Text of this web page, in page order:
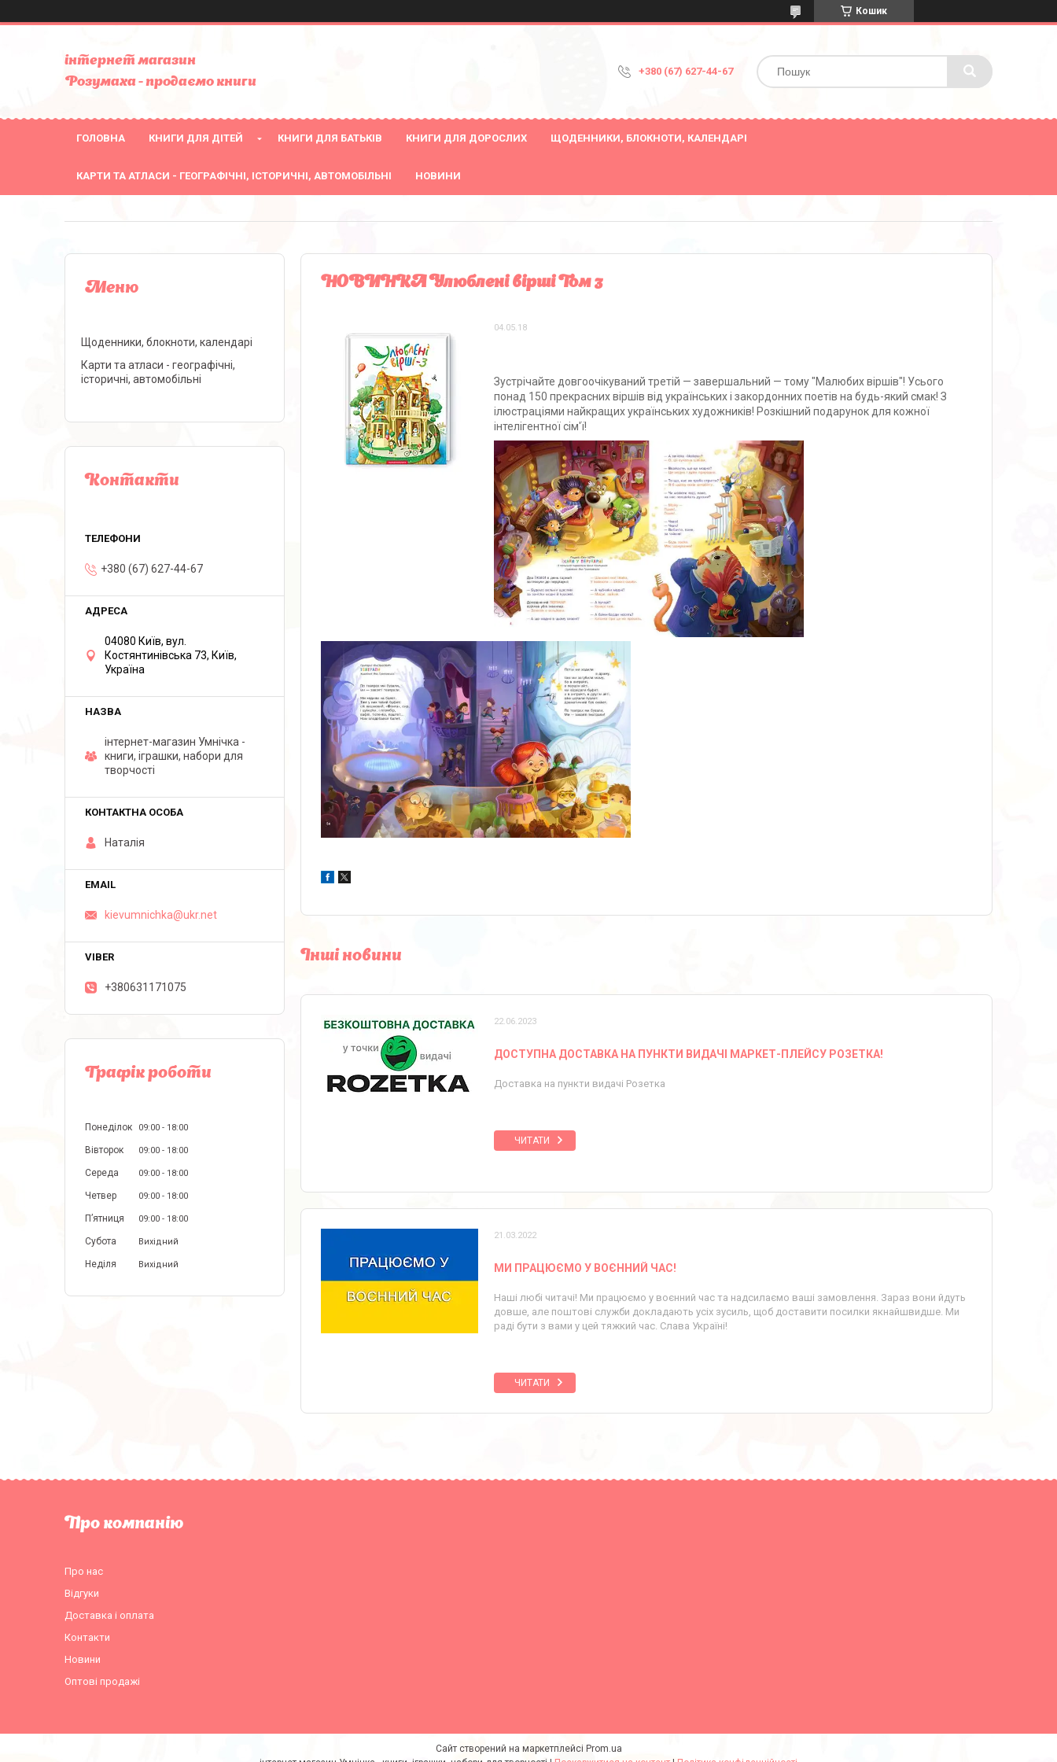
Кошик
інтернет магазин
Розумаха - продаємо книги
+380 (67) 627-44-67
ГОЛОВНА КНИГИ ДЛЯ ДІТЕЙ КНИГИ ДЛЯ БАТЬКІВ КНИГИ ДЛЯ ДОРОСЛИХ ЩОДЕННИКИ, БЛОКНОТИ, КАЛЕНДАРІ
КАРТИ ТА АТЛАСИ - ГЕОГРАФІЧНІ, ІСТОРИЧНІ, АВТОМОБІЛЬНІ НОВИНИ
НОВИНКА Улюблені вірші Том 3
04.05.18
Зустрічайте довгоочікуваний третій — завершальний — тому "Малюбих віршів"! Усього
понад 150 прекрасних віршів від українських і закордонних поетів на будь-який смак! З
ілюстраціями найкращих українських художників! Розкішний подарунок для кожної
інтелігентної сім'ї!
Інші новини
22.06.2023
ДОСТУПНА ДОСТАВКА НА ПУНКТИ ВИДАЧІ МАРКЕТ-ПЛЕЙСУ РОЗЕТКА!
Доставка на пункти видачі Розетка
ЧИТАТИ
21.03.2022
МИ ПРАЦЮЄМО У ВОЄННИЙ ЧАС!
Наші любі читачі! Ми працюємо у воєнний час та надсилаємо ваші замовлення. Зараз вони йдуть
довше, але поштові служби докладають усіх зусиль, щоб доставити посилки якнайшвидше. Ми
раді бути з вами у цей тяжкий час. Слава Україні!
ЧИТАТИ
Щоденники, блокноти, календарі
Карти та атласи - географічні,
історичні, автомобільні
Контакти
+380 (67) 627-44-67
04080 Київ, вул.
Костянтинівська 73, Київ,
Україна
інтернет-магазин Умнічка -
книги, іграшки, набори для
творчості
Наталія
kievumnichka@ukr.net
+380631171075
Графік роботи
Понеділок 09:00 18:00
Вівторок 09:00 18:00
Середа 09:00 18:00
Четвер 09:00 18:00
Пʼятниця 09:00 18:00
Субота Вихідний
Неділя Вихідний
Про компанію
Про нас
Відгуки
Доставка і оплата
Контакти
Новини
Оптові продажі
Сайт створений на маркетплейсі Prom.ua